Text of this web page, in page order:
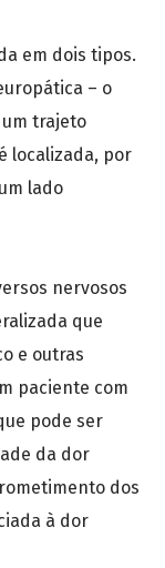
em dois tipos.
– o
trajeto
localizada, por
lado
nervosos
que
e outras
paciente com
pode ser
da dor
dos
à dor